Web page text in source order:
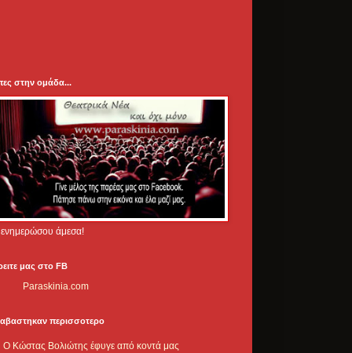
στην ομάδα...
ενημερώσου άμεσα!
μας στο FB
Paraskinia.com
περισσοτερο
Ο Κώστας Βολιώτης έφυγε από κοντά μας